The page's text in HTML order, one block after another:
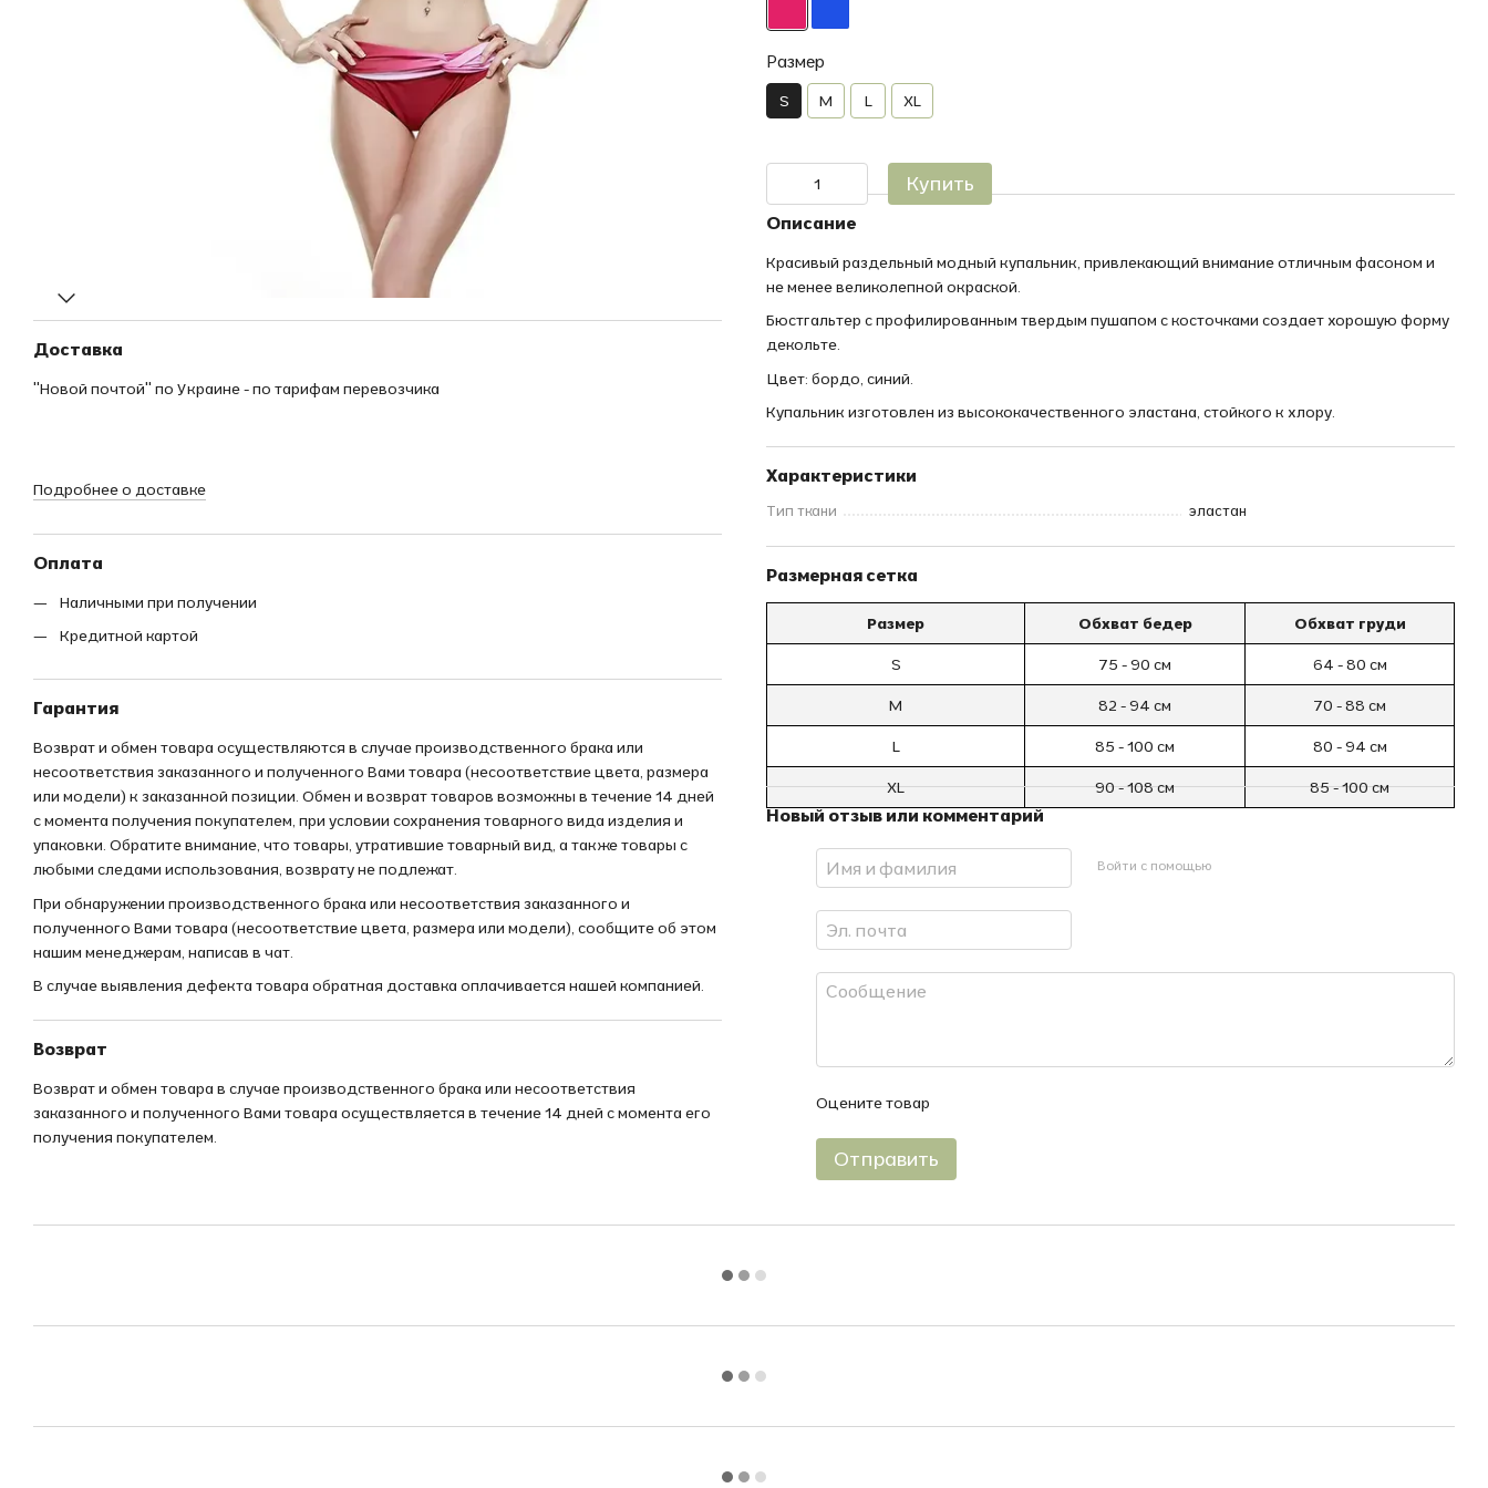
Доставка
"Новой почтой" по Украине - по тарифам перевозчика
Подробнее о доставке
Оплата
Наличными при получении
Кредитной картой
Гарантия
Возврат и обмен товара осуществляются в случае производственного брака или
несоответствия заказанного и полученного Вами товара (несоответствие цвета, размера
или модели) к заказанной позиции. Обмен и возврат товаров возможны в течение 14 дней
с момента получения покупателем, при условии сохранения товарного вида изделия и
упаковки. Обратите внимание, что товары, утратившие товарный вид, а также товары с
любыми следами использования, возврату не подлежат.
При обнаружении производственного брака или несоответствия заказанного и
полученного Вами товара (несоответствие цвета, размера или модели), сообщите об этом
нашим менеджерам, написав в чат.
В случае выявления дефекта товара обратная доставка оплачивается нашей компанией.
Возврат
Возврат и обмен товара в случае производственного брака или несоответствия
заказанного и полученного Вами товара осуществляется в течение 14 дней с момента его
получения покупателем.
Размер
S M L XL
Купить
Описание
Красивый раздельный модный купальник, привлекающий внимание отличным фасоном и
не менее великолепной окраской.
Бюстгальтер с профилированным твердым пушапом с косточками создает хорошую форму
декольте.
Цвет: бордо, синий.
Купальник изготовлен из высококачественного эластана, стойкого к хлору.
Характеристики
Тип ткани эластан
Размерная сетка
Размер Обхват бедер Обхват груди
S 75 - 90 см 64 - 80 см
M 82 - 94 см 70 - 88 см
L 85 - 100 см 80 - 94 см
XL 90 - 108 см 85 - 100 см
Новый отзыв или комментарий
Войти с помощью
Оцените товар
Отправить